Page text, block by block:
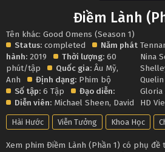
Điềm Lành
Tên khác: Good Omens (Season 1)
Status: completed
Năm phát
hành: 2019 Thời lượng: 60
phút/tập
Quốc gia: Âu Mỹ,
Anh
Định dạng: Phim bộ
Số tập: 6 Tập
Đạo diễn:
Diễn viên: Michael Sheen, David
Nina
Gloria
HD
Hài Hước Viễn Tưởng Khoa Học
Xem phim Điềm Lành (Phần 1) có phụ đề